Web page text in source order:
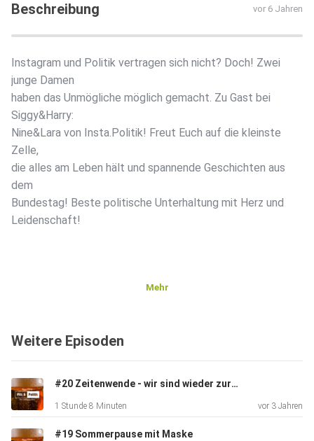
Beschreibung vor 6 Jahren
Instagram und Politik vertragen sich nicht? Doch! Zwei
junge Damen
haben das Unmögliche möglich gemacht. Zu Gast bei
Siggy&Harry:
Nine&Lara von Insta.Politik! Freut Euch auf die kleinste
Zelle,
die alles am Leben hält und spannende Geschichten aus
dem
Bundestag! Beste politische Unterhaltung mit Herz und
Leidenschaft!
Mehr
Weitere Episoden
#20 Zeitenwende - wir sind wieder zurück
1 Stunde 8 Minuten vor 3 Jahren
#19 Sommerpause mit Maske